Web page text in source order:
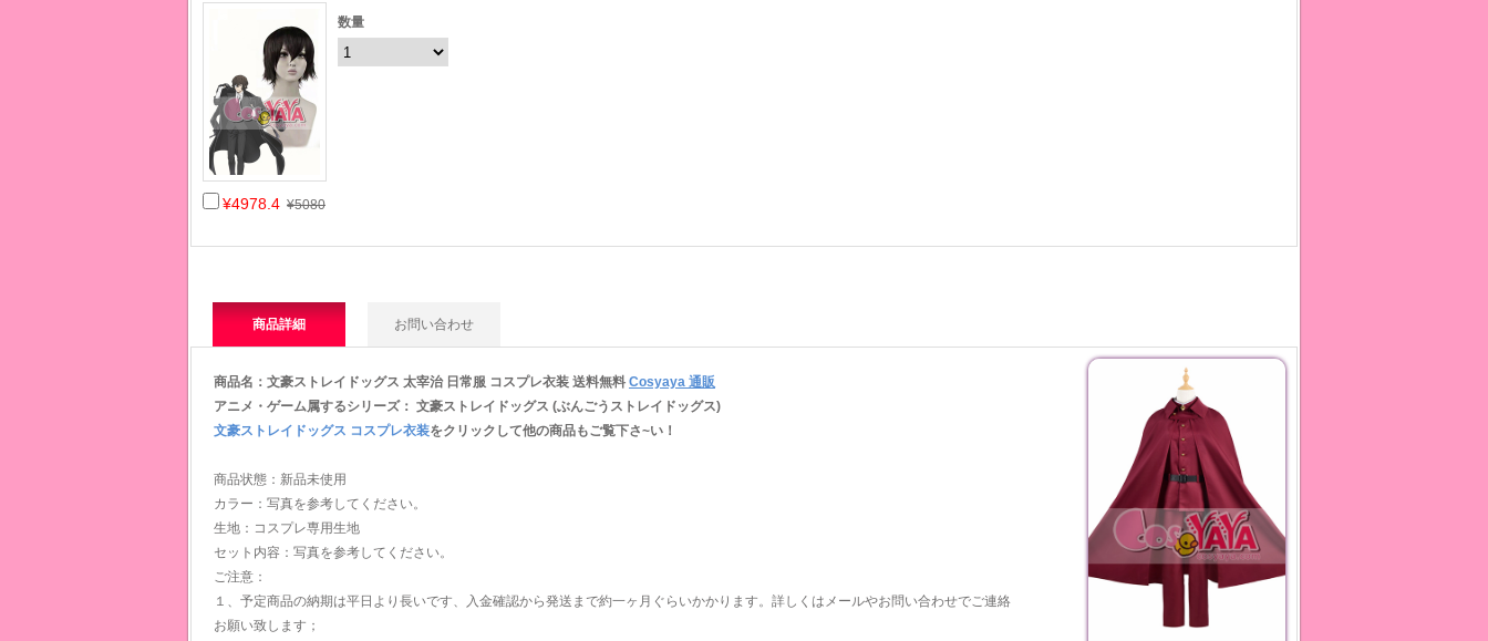
¥4978.4 ¥5080
数量
商品詳細 お問い合わせ
商品名：文豪ストレイドッグス 太宰治 日常服 コスプレ衣装 送料無料 Cosyaya 通販
アニメ・ゲーム属するシリーズ： 文豪ストレイドッグス (ぶんごうストレイドッグス)
文豪ストレイドッグス コスプレ衣装をクリックして他の商品もご覧下さ~い！
商品状態：新品未使用
カラー：写真を参考してください。
生地：コスプレ専用生地
セット内容：写真を参考してください。
ご注意：
１、予定商品の納期は平日より長いです、入金確認から発送まで約一ヶ月ぐらいかかります。詳しくはメールやお問い合わせでご連絡
お願い致します；